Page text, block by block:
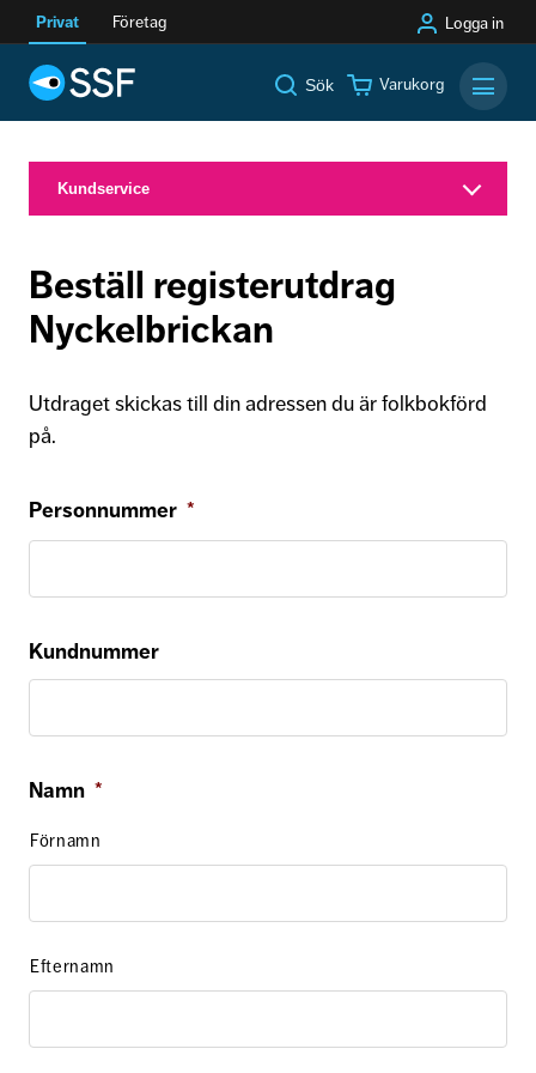
Privat Företag Logga in
Sök Varukorg
Kundservice
Beställ registerutdrag
Nyckelbrickan
Utdraget skickas till din adressen du är folkbokförd
på.
Personnummer *
Kundnummer
Namn *
Förnamn
Efternamn